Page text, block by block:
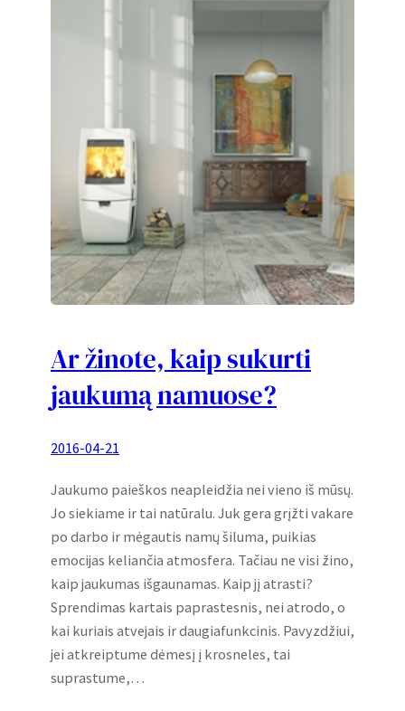
Ar žinote, kaip sukurti
jaukumą namuose?
2016-04-21
Jaukumo paieškos neapleidžia nei vieno iš mūsų.
Jo siekiame ir tai natūralu. Juk gera grįžti vakare
po darbo ir mėgautis namų šiluma, puikias
emocijas keliančia atmosfera. Tačiau ne visi žino,
kaip jaukumas išgaunamas. Kaip jį atrasti?
Sprendimas kartais paprastesnis, nei atrodo, o
kai kuriais atvejais ir daugiafunkcinis. Pavyzdžiui,
jei atkreiptume dėmesį į krosneles, tai
suprastume,…